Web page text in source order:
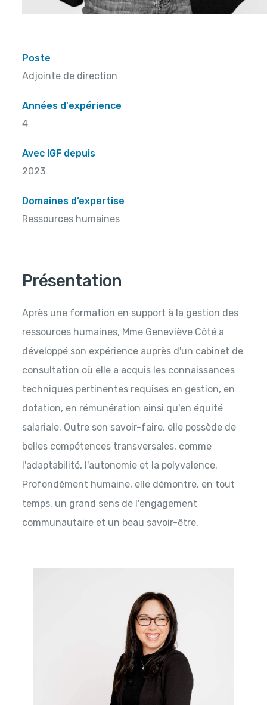
Poste
Adjointe de direction
Années d'expérience
4
Avec IGF depuis
2023
Domaines d’expertise
Ressources humaines
Présentation
Après une formation en support à la gestion des
ressources humaines, Mme Geneviève Côté a
développé son expérience auprès d'un cabinet de
consultation où elle a acquis les connaissances
techniques pertinentes requises en gestion, en
dotation, en rémunération ainsi qu'en équité
salariale. Outre son savoir-faire, elle possède de
belles compétences transversales, comme
l'adaptabilité, l'autonomie et la polyvalence.
Profondément humaine, elle démontre, en tout
temps, un grand sens de l'engagement
communautaire et un beau savoir-être.